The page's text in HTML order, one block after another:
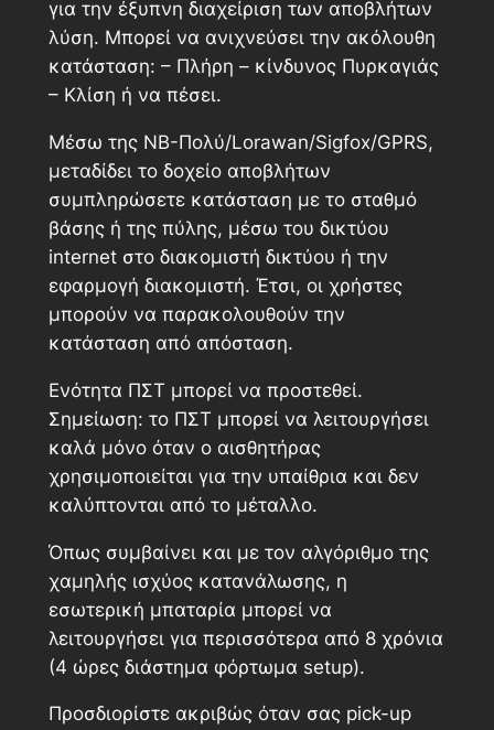
για την έξυπνη διαχείριση των αποβλήτων
λύση. Μπορεί να ανιχνεύσει την ακόλουθη
κατάσταση: – Πλήρη – κίνδυνος Πυρκαγιάς
– Κλίση ή να πέσει.
Μέσω της NB-Πολύ/Lorawan/Sigfox/GPRS,
μεταδίδει το δοχείο αποβλήτων
συμπληρώσετε κατάσταση με το σταθμό
βάσης ή της πύλης, μέσω του δικτύου
internet στο διακομιστή δικτύου ή την
εφαρμογή διακομιστή. Έτσι, οι χρήστες
μπορούν να παρακολουθούν την
κατάσταση από απόσταση.
Ενότητα ΠΣΤ μπορεί να προστεθεί.
Σημείωση: το ΠΣΤ μπορεί να λειτουργήσει
καλά μόνο όταν ο αισθητήρας
χρησιμοποιείται για την υπαίθρια και δεν
καλύπτονται από το μέταλλο.
Όπως συμβαίνει και με τον αλγόριθμο της
χαμηλής ισχύος κατανάλωσης, η
εσωτερική μπαταρία μπορεί να
λειτουργήσει για περισσότερα από 8 χρόνια
(4 ώρες διάστημα φόρτωμα setup).
Προσδιορίστε ακριβώς όταν σας pick-up